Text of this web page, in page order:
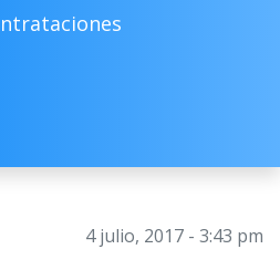
4 julio, 2017 - 3:43 pm